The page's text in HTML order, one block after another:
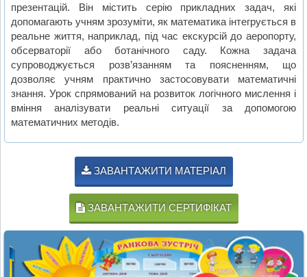
презентацій. Він містить серію прикладних задач, які
допомагають учням зрозуміти, як математика інтегрується в
реальне життя, наприклад, під час екскурсій до аеропорту,
обсерваторії або ботанічного саду. Кожна задача
супроводжується розв’язанням та поясненням, що
дозволяє учням практично застосовувати математичні
знання. Урок спрямований на розвиток логічного мислення і
вміння аналізувати реальні ситуації за допомогою
математичних методів.
ЗАВАНТАЖИТИ МАТЕРІАЛ
ЗАВАНТАЖИТИ СЕРТИФІКАТ